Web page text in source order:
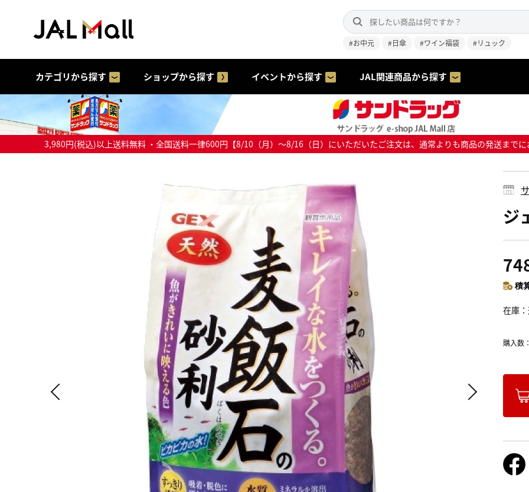
#お中元 #日傘 #ワイン福袋 #リュック
カテゴリから探す ショップから探す イベントから探す JAL関連商品から探す
3,980円(税込)以上送料無料 ・全国送料一律600円【8/10（月）～8/16（日）にいただいたご注文は、通常よりも商品の発送まで
ジ
積
在庫
購入数